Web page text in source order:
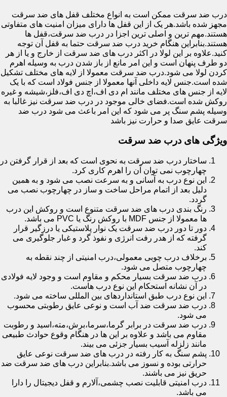
درب ضد سرقت ممکن است به انواع مختلف قفل های ضد سرقت
مجهز شده باشد.هر یک از این قفل ها دارای میزان امنیت های متفاوتی
هستند.مهم ترین و اصلی ترین اجزا در درب ضد سرقت،قفل ها
هستند.بنابراین هنگام خرید درب ضد سرقت حتما به قفل آن توجه
کنید.علاوه بر این لولا در اکثر درب های ضد سرقت از خارج و یا از هر
دو طرف پنهان است و این امر مانع از باز شدن درب به وسیله اهرم
کردن لولا می شود.درب ضد سرقت معمولا از لایه های مختلف تشکیل
شده است.جنس لایه داخلی آنها معمولا از جنس فولاد است که با یک
لایه از جنس های مختلف مانند ام دی اف،اچ دی اف،فلز،شیشه و غیره
روکش شده است.فضای خالی موجود در درب ضد سرقت نیز غالبا به
وسیله پشم سنگ پر می شود که این امر باعث می شود درب ضد
سرقت عایق صدا و حرارت نیز باشد
ویژگی های درب ضد سرقت
ساختار درب ضد سرقت به نحوی است که بعد از قرار گرفتن در
چهارچوب نمی توان آن را اهرم کاری کرد.
این نوع درب به آسانی و به سرعت نصب می شود و به همین
دلیل بعد از اتمام مراحل ساخت و ساز در چهارچوب نصب می
گردد.
رنگ بندی درب های ضد سرقت متنوع است و روکش این درب
ها معمولا از جنس MDF با روکش رنگ یا PVC می باشد.
دور تا دور درب ضد سرقت یک نوار پلاستیکی یا درزگیر قرار
گرفته که از هدر رفت انرژی و نفوذ گرد و غبار جلوگیری می
کند.
برخلاف درب چوبی معمولی،درب امنیتی از چند نقطه به
چهارچوب متصل می شود.
درب ضد سرقت بسیار محکم و مقاوم است و وجود لایه فولادی
در آن نشانه استحکام این نوع درب هاست.
این نوع درب طبق استانداردهای بین المللی ساخته می شود.
درب ضد سرقت ضد آب است و نوعی عایق رطوبتی محسوب
می شود.
درب ضد سرقت در برابر گرما،سرما،برش،مته،اسید و رطوبت
مقاوم می باشد و علاوه بر این ها در هنگام وقوع حوادث طبیعی
مانند زلزله آسیب بسیار جزئی می بیند.
پشم سنگ به کار رفته در درب های ضد سرقت نوعی عایق
حرارتی بوده و نسوز می باشد.بنابراین درب های ضد سرقت ضد
حریق نیز می باشند.
درب امنیتی قابلیت نصب چشمی،آلارم و قفل دیجیتال را دارا
می باشد.